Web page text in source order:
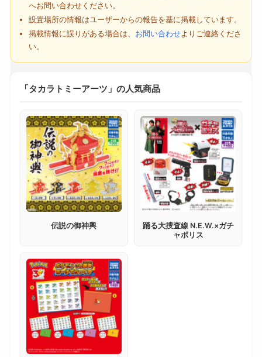
へお問い合わせください。
設置場所の情報はユーザーからの報告を基に掲載しています。
掲載情報に誤りがある場合は、 お問い合わせよりご連絡くださ
い。
「タカラトミーアーツ」の人気商品
伝説の御神輿
踊る大捜査線 N.E.W.×ガチ
ャポリス